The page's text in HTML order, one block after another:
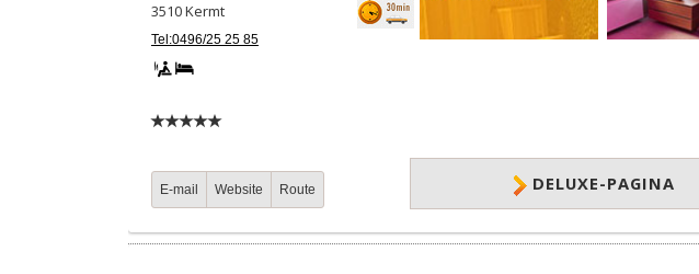
3510Kermt
Tel:0496/25 25 85
E-mail Website Route DELUXE-PAGINA